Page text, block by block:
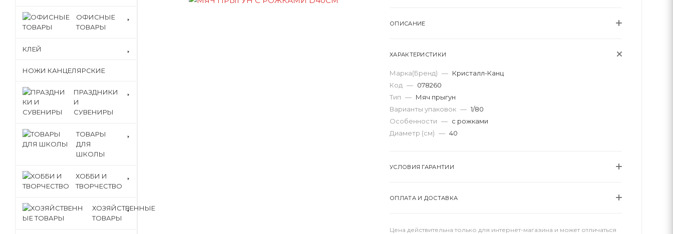
ОПИСАНИЕ
ХАРАКТЕРИСТИКИ
Марка(Бренд) — Кристалл-Канц
Код — 078260
Тип — Мяч прыгун
Варианты упаковок — 1/80
Особенности — с рожками
Диаметр (см) — 40
УСЛОВИЯ ГАРАНТИИ
ОПЛАТА И ДОСТАВКА
Цена действительна только для интернет-магазина и может отличаться
ОФИСНЫЕ
ТОВАРЫ
КЛЕЙ
НОЖИ КАНЦЕЛЯРСКИЕ
ПРАЗДНИКИ
И
СУВЕНИРЫ
ТОВАРЫ
ДЛЯ
ШКОЛЫ
ХОББИ И
ТВОРЧЕСТВО
ХОЗЯЙСТВЕННЫЕ
ТОВАРЫ